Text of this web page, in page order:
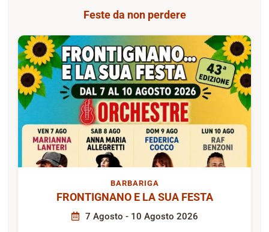
Feste da non perdere
BARBARIGA
FRONTIGNANO E LA SUA FESTA
7 Agosto - 10 Agosto 2026